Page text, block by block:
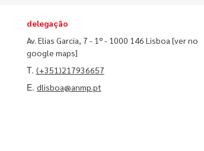
delegação
Av. Elias Garcia, 7 - 1º - 1000 146 Lisboa [ver no
google maps]
T. (+351)217936657
E. dlisboa@anmp.pt